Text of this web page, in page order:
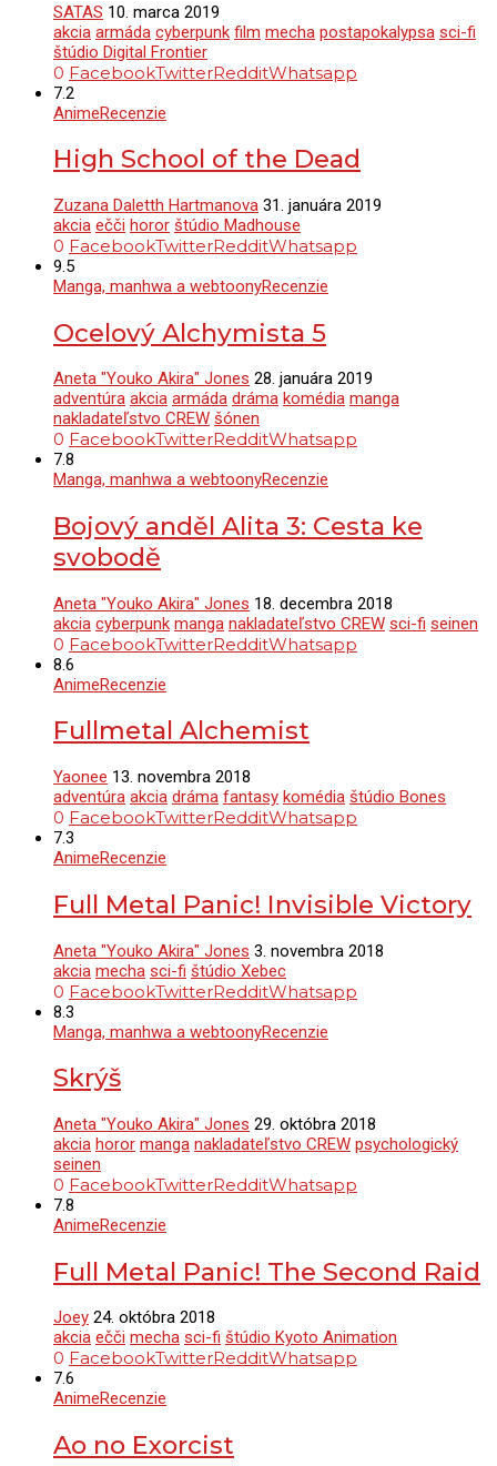
SATAS 10. marca 2019
akcia armáda cyberpunk film mecha postapokalypsa sci-fi
štúdio Digital Frontier
0 FacebookTwitterRedditWhatsapp
7.2
AnimeRecenzie
High School of the Dead
Zuzana Daletth Hartmanova 31. januára 2019
akcia ečči horor štúdio Madhouse
0 FacebookTwitterRedditWhatsapp
9.5
Manga, manhwa a webtoonyRecenzie
Ocelový Alchymista 5
Aneta "Youko Akira" Jones 28. januára 2019
adventúra akcia armáda dráma komédia manga
nakladateľstvo CREW šónen
0 FacebookTwitterRedditWhatsapp
7.8
Manga, manhwa a webtoonyRecenzie
Bojový anděl Alita 3: Cesta ke
svobodě
Aneta "Youko Akira" Jones 18. decembra 2018
akcia cyberpunk manga nakladateľstvo CREW sci-fi seinen
0 FacebookTwitterRedditWhatsapp
8.6
AnimeRecenzie
Fullmetal Alchemist
Yaonee 13. novembra 2018
adventúra akcia dráma fantasy komédia štúdio Bones
0 FacebookTwitterRedditWhatsapp
7.3
AnimeRecenzie
Full Metal Panic! Invisible Victory
Aneta "Youko Akira" Jones 3. novembra 2018
akcia mecha sci-fi štúdio Xebec
0 FacebookTwitterRedditWhatsapp
8.3
Manga, manhwa a webtoonyRecenzie
Skrýš
Aneta "Youko Akira" Jones 29. októbra 2018
akcia horor manga nakladateľstvo CREW psychologický
seinen
0 FacebookTwitterRedditWhatsapp
7.8
AnimeRecenzie
Full Metal Panic! The Second Raid
Joey 24. októbra 2018
akcia ečči mecha sci-fi štúdio Kyoto Animation
0 FacebookTwitterRedditWhatsapp
7.6
AnimeRecenzie
Ao no Exorcist